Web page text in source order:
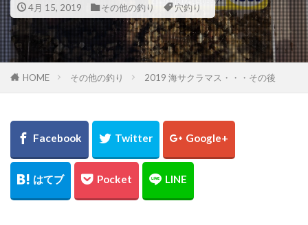
4月 15, 2019 その他の釣り 穴釣り
HOME その他の釣り 2019 海サクラマス・・・その後
投げ釣り
故障 新ルアー
新元号
方付け
人手不足 ワタリガニ
日本海
リール
メジャークラフト
メタルドライブ
メンテナンス
ラーメン
ライン
ラジエーションハウス
ランキング
リリック
ルアー
ルアーフィッシング
レッドムーンライフジャケット8
レラカムイ
ローストビーフ
ロッド
日本代表
昆布締め
マツカワカレイ